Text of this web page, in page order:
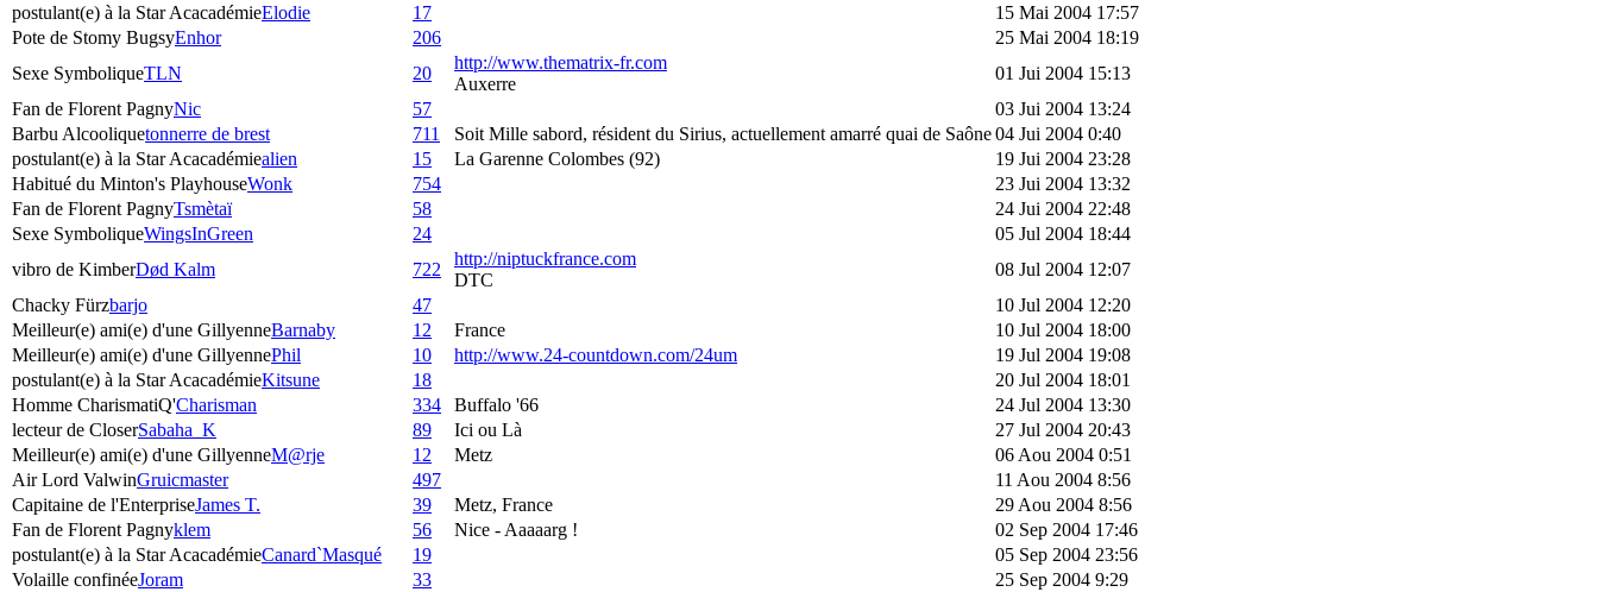
postulant(e) à la Star AcacadémieElodie 17
15 Mai 2004 17:57
Pote de Stomy BugsyEnhor 206
25 Mai 2004 18:19
Sexe SymboliqueTLN 20
http://www.thematrix-fr.com
Auxerre
01 Jui 2004 15:13
Fan de Florent PagnyNic 57
03 Jui 2004 13:24
Barbu Alcooliquetonnerre de brest 711 Soit Mille sabord, résident du Sirius, actuellement amarré quai de Saône04 Jui 2004 0:40
postulant(e) à la Star Acacadémiealien 15 La Garenne Colombes (92)
19 Jui 2004 23:28
Habitué du Minton's PlayhouseWonk 754
23 Jui 2004 13:32
Fan de Florent PagnyTsmètaï 58
24 Jui 2004 22:48
Sexe SymboliqueWingsInGreen 24
05 Jul 2004 18:44
vibro de KimberDød Kalm 722
http://niptuckfrance.com
DTC
08 Jul 2004 12:07
Chacky Fürzbarjo 47
10 Jul 2004 12:20
Meilleur(e) ami(e) d'une GillyenneBarnaby 12 France
10 Jul 2004 18:00
Meilleur(e) ami(e) d'une GillyennePhil 10 http://www.24-countdown.com/24um
19 Jul 2004 19:08
postulant(e) à la Star AcacadémieKitsune 18
20 Jul 2004 18:01
Homme CharismatiQ'Charisman 334 Buffalo '66
24 Jul 2004 13:30
lecteur de CloserSabaha_K 89 Ici ou Là
27 Jul 2004 20:43
Meilleur(e) ami(e) d'une GillyenneM@rje 12 Metz
06 Aou 2004 0:51
Air Lord ValwinGruicmaster 497
11 Aou 2004 8:56
Capitaine de l'EnterpriseJames T. 39 Metz, France
29 Aou 2004 8:56
Fan de Florent Pagnyklem 56 Nice - Aaaaarg !
02 Sep 2004 17:46
postulant(e) à la Star AcacadémieCanard`Masqué 19
05 Sep 2004 23:56
Volaille confinéeJoram 33
25 Sep 2004 9:29